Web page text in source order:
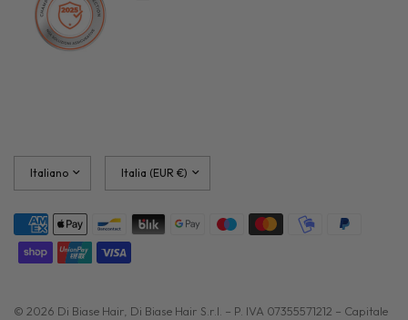
paese/area
© 2026 Di Biase Hair, Di Biase Hair S.r.l. – P. IVA 07355571212 – Capitale